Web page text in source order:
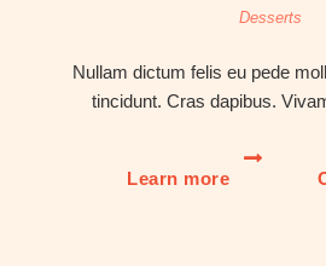
Desserts
Nullam dictum felis eu pede
tincidunt. Cras dapibus.
Learn more